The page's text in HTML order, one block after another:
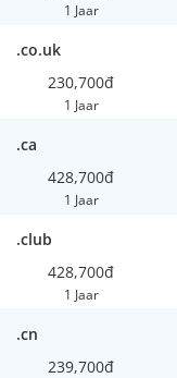
1 Jaar
.co.uk
230,700đ
1 Jaar
.ca
428,700đ
1 Jaar
.club
428,700đ
1 Jaar
.cn
239,700đ